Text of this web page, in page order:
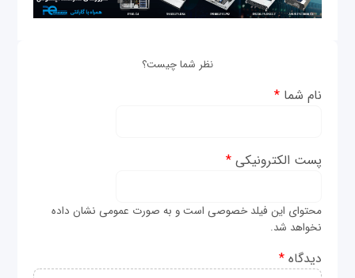
نظر شما چیست؟
نام شما*
پست الکترونیکی*
محتوای این فیلد خصوصی است و به صورت عمومی نشان داده
نخواهد شد.
دیدگاه*